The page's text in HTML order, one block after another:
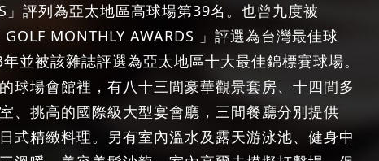
」評列為亞太地區高球場第39名。也曾九度被
GOLF MONTHLY AWARDS 」評選為台灣最佳球
並被該雜誌評選為亞太地區十大最佳錦標賽球場。
球場會館裡，有八十三間豪華觀景套房、十四間多
、挑高的國際級大型宴會廳，三間餐廳分別提供
式精緻料理。另有室內溫水及露天游泳池、健身中